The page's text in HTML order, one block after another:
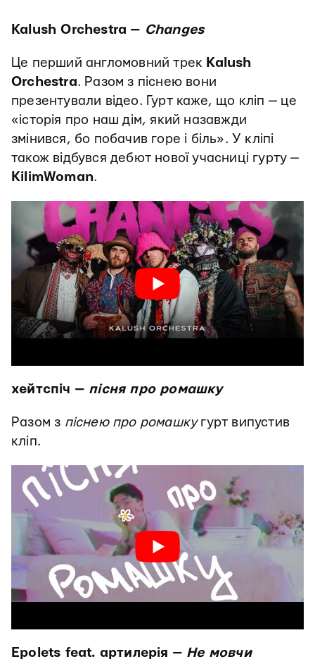
Kalush Orchestra — Changes
Це перший англомовний трек Kalush
Orchestra. Разом з піснею вони
презентували відео. Гурт каже, що кліп — це
«історія про наш дім, який назавжди
змінився, бо побачив горе і біль». У кліпі
також відбувся дебют нової учасниці гурту —
KilimWoman.
хейтспіч — пісня про ромашку
Разом з піснею про ромашкугурт випустив
кліп.
Epolets feat. артилерія — Не мовчи